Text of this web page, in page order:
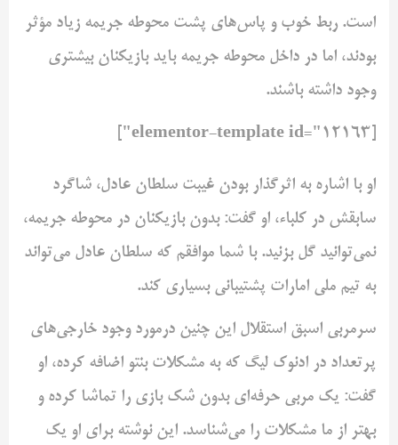
است. ربط خوب و پاس‌های پشت محوطه جریمه زیاد مؤثر
بودند، اما در داخل محوطه جریمه باید بازیکنان بیشتری
وجود داشته باشند.
او با اشاره به اثرگذار بودن غیبت سلطان عادل، شاگرد
سابقش در کلباء، او گفت: بدون بازیکنان در محوطه جریمه،
نمی‌توانید گل بزنید. با شما موافقم که سلطان عادل می‌تواند
به تیم ملی امارات پشتیبانی بسیاری کند.
سرمربی اسبق استقلال این چنین درمورد وجود خارجی‌های
پرتعداد در ادنوک لیگ که به مشکلات بنتو اضافه کرده، او
گفت: یک مربی حرفه‌ای بدون شک بازی را تماشا کرده و
بهتر از ما مشکلات را می‌شناسد. این نوشته برای او یک